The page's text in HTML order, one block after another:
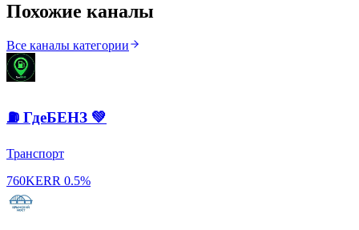
Похожие каналы
Все каналы категории
⛽️ ГдеБЕНЗ 💚
Транспорт
760KERR 0.5%